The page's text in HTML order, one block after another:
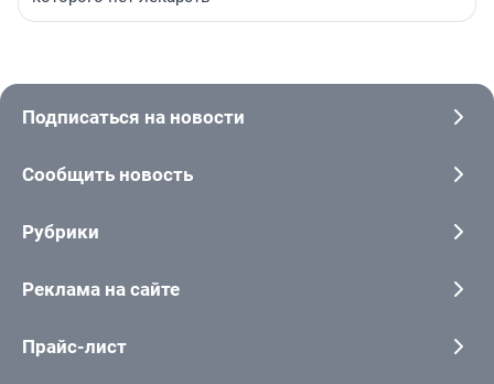
Подписаться на новости
Сообщить новость
Рубрики
Реклама на сайте
Прайс-лист